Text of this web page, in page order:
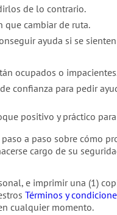
de lo contrario.
que cambiar de ruta.
ayuda si se
ocupados o
confianza para pedir
positivo y práctico
a paso sobre cómo
cargo de su
e imprimir una (1)
Términos y
cualquier momento.